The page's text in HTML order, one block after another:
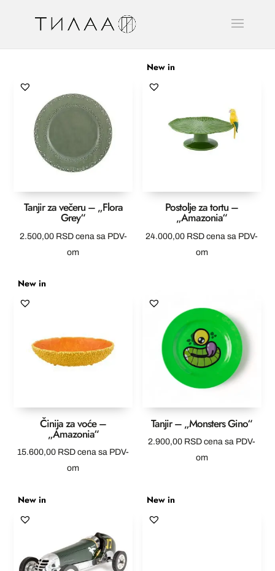
Tanjir za večeru – „Flora
Grey“
2.500,00 RSD cena sa PDV-
om
New in
Postolje za tortu –
„Amazonia“
24.000,00 RSD cena sa PDV-
om
New in
Činija za voće –
„Amazonia“
15.600,00 RSD cena sa PDV-
om
Tanjir – „Monsters Gino“
2.900,00 RSD cena sa PDV-
om
New in New in